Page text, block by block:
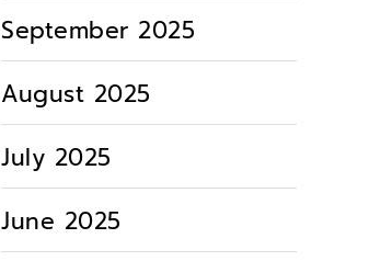
September 2025
August 2025
July 2025
June 2025